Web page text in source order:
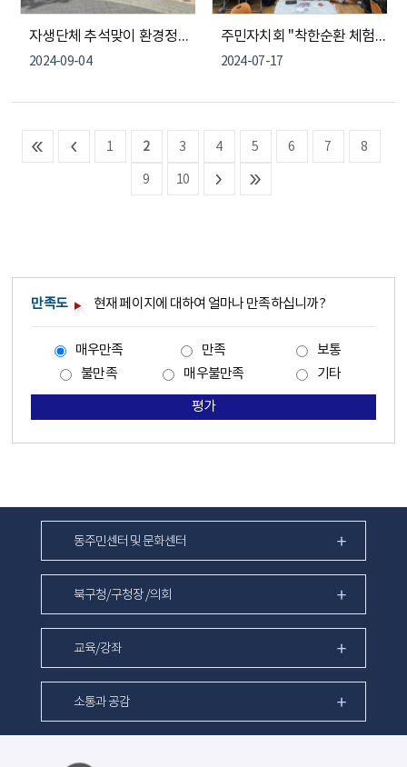
자생단체 추석맞이 환경정비(2024. 9. 3.)
2024-09-04
주민자치회 "착한순환 체험프로그램" 목공예품 만들기
2024-07-17
1 2 3 4 5 6 7 8
9 10
만족도 현재 페이지에 대하여 얼마나 만족하십니까?
매우만족 만족
보통
불만족
매우불만족 기타
평가
동주민센터 및 문화센터
북구청/구청장 /의회
교육/강좌
소통과 공감